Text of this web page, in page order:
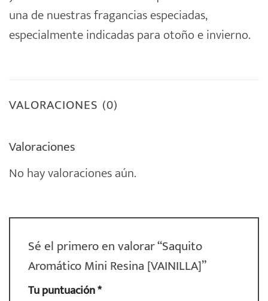
una de nuestras fragancias especiadas,
especialmente indicadas para otoño e invierno.
VALORACIONES (0)
Valoraciones
No hay valoraciones aún.
Sé el primero en valorar “Saquito
Aromático Mini Resina [VAINILLA]”
Tu puntuación*